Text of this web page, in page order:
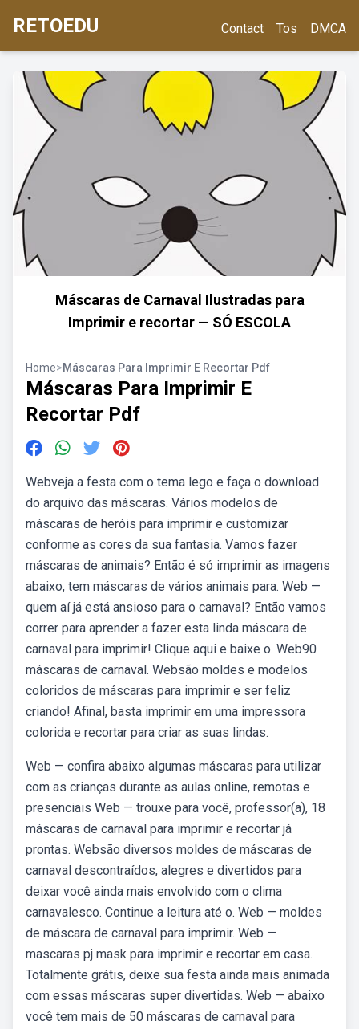
RETOEDU Contact Tos DMCA
Máscaras de Carnaval Ilustradas para
Imprimir e recortar — SÓ ESCOLA
Home>Máscaras Para Imprimir E Recortar Pdf
Máscaras Para Imprimir E
Recortar Pdf
Webveja a festa com o tema lego e faça o download
do arquivo das máscaras. Vários modelos de
máscaras de heróis para imprimir e customizar
conforme as cores da sua fantasia. Vamos fazer
máscaras de animais? Então é só imprimir as imagens
abaixo, tem máscaras de vários animais para. Web —
quem aí já está ansioso para o carnaval? Então vamos
correr para aprender a fazer esta linda máscara de
carnaval para imprimir! Clique aqui e baixe o. Web90
máscaras de carnaval. Websão moldes e modelos
coloridos de máscaras para imprimir e ser feliz
criando! Afinal, basta imprimir em uma impressora
colorida e recortar para criar as suas lindas.
Web — confira abaixo algumas máscaras para utilizar
com as crianças durante as aulas online, remotas e
presenciais Web — trouxe para você, professor(a), 18
máscaras de carnaval para imprimir e recortar já
prontas. Websão diversos moldes de máscaras de
carnaval descontraídos, alegres e divertidos para
deixar você ainda mais envolvido com o clima
carnavalesco. Continue a leitura até o. Web — moldes
de máscara de carnaval para imprimir. Web —
mascaras pj mask para imprimir e recortar em casa.
Totalmente grátis, deixe sua festa ainda mais animada
com essas máscaras super divertidas. Web — abaixo
você tem mais de 50 máscaras de carnaval para